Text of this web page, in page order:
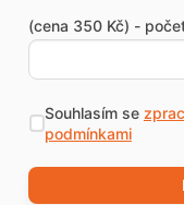
(cena 350 Kč) -
Souhlasím se
podmínkami